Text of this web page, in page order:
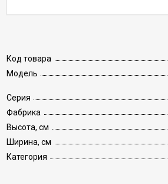
Код товара
Модель
Серия
Фабрика
Высота, см
Ширина, см
Категория